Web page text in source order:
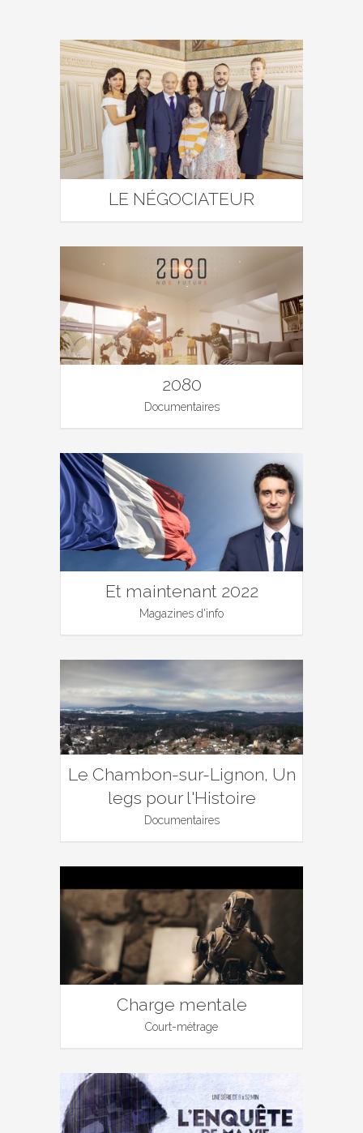
LE NÉGOCIATEUR
2080
Documentaires
Et maintenant 2022
Magazines d'info
Le Chambon-sur-Lignon, Un
legs pour l'Histoire
Documentaires
Charge mentale
Court-métrage